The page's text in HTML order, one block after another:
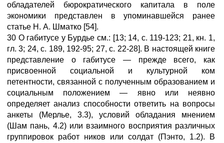
обладателей бюрократического капитала в поле
экономики представлен в упоминавшейся ранее
статье Н. А. Шматко [54].
30 О габитусе у Бурдье см.: [13; 14, с. 119-123; 21, кн. 1,
гл. 3; 24, с. 189, 192-95; 27, с. 22-28]. В настоящей книге
представление о габитусе — прежде всего, как
присвоенной социальной и культурной ком
петентности, связанной с полученным образованием и
социальным положением — явно или неявно
определяет анализ способности ответить на вопросы
анкеты (Мерлье, 3.3), условий обладания мнением
(Шам пань, 4.2) или взаимного восприятия различных
группировок работ ников или солдат (Пэнто, 1.2). В